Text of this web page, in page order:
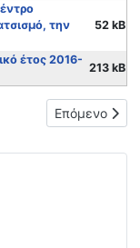
την
52 kB
έτος 2016-
213 kB
του
Επόμενο
Επόμενο